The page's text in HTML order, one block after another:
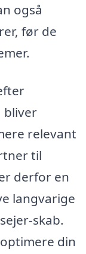
også
før de
bliver
relevant
til
derfor en
langvarige
skab.
din